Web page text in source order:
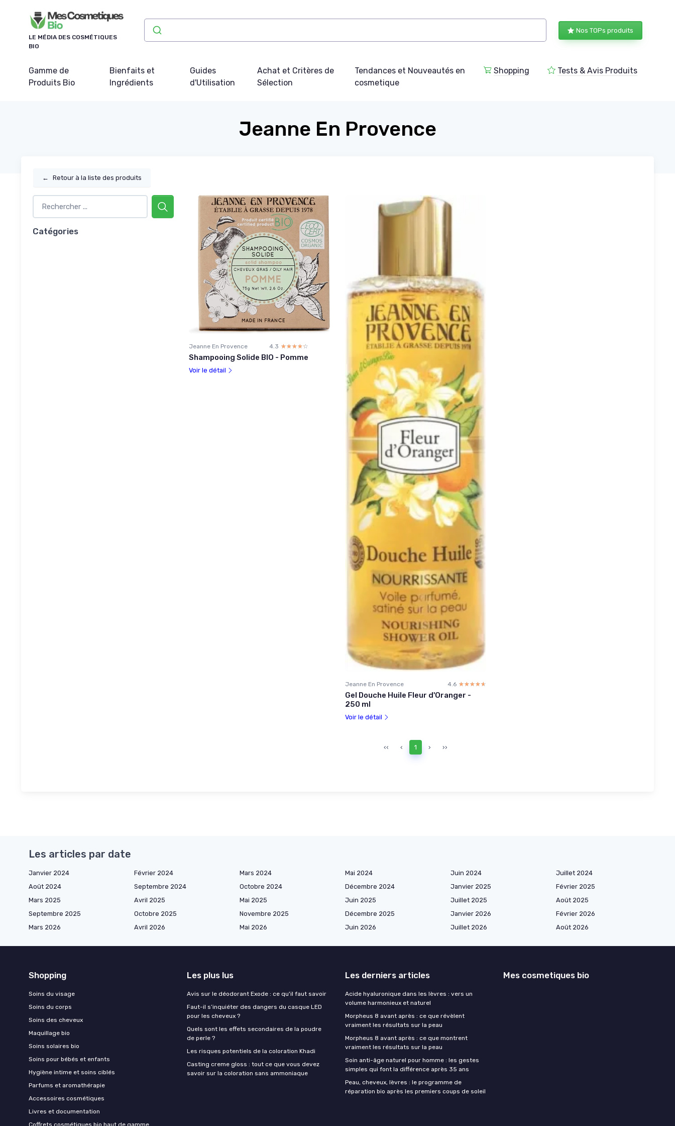
LE MÉDIA DES COSMÉTIQUES
BIO
Nos TOPs produits
Gamme de
Produits Bio
Bienfaits et
Ingrédients
Guides
d'Utilisation
Achat et Critères de
Sélection
Tendances et Nouveautés en
cosmetique
Shopping Tests & Avis Produits
Jeanne En Provence
← Retour à la liste des produits
Catégories
Jeanne En Provence 4.3 ☆☆☆☆☆
★★★★★
Shampooing Solide BIO - Pomme
Voir le détail
Jeanne En Provence 4.6 ☆☆☆☆☆
★★★★★
Gel Douche Huile Fleur d'Oranger -
250 ml
Voir le détail
‹‹ ‹ 1 › ››
Les articles par date
Janvier 2024 Février 2024 Mars 2024 Mai 2024 Juin 2024
Juillet 2024
Août 2024
Septembre 2024 Octobre 2024 Décembre 2024 Janvier 2025
Février 2025
Mars 2025
Avril 2025 Mai 2025 Juin 2025 Juillet 2025
Août 2025
Septembre 2025
Octobre 2025 Novembre 2025 Décembre 2025 Janvier 2026
Février 2026
Mars 2026
Avril 2026 Mai 2026 Juin 2026 Juillet 2026 Août 2026
Shopping
Soins du visage
Soins du corps
Soins des cheveux
Maquillage bio
Soins solaires bio
Soins pour bébés et enfants
Hygiène intime et soins ciblés
Parfums et aromathérapie
Accessoires cosmétiques
Livres et documentation
Les plus lus
Avis sur le déodorant Exode : ce qu'il faut savoir
Faut-il s’inquiéter des dangers du casque LED
pour les cheveux ?
Quels sont les effets secondaires de la poudre
de perle ?
Les risques potentiels de la coloration Khadi
Casting creme gloss : tout ce que vous devez
savoir sur la coloration sans ammoniaque
Les derniers articles
Acide hyaluronique dans les lèvres : vers un
volume harmonieux et naturel
Morpheus 8 avant après : ce que révèlent
vraiment les résultats sur la peau
Morpheus 8 avant après : ce que montrent
vraiment les résultats sur la peau
Soin anti-âge naturel pour homme : les gestes
simples qui font la différence après 35 ans
Peau, cheveux, lèvres : le programme de
réparation bio après les premiers coups de soleil
Mes cosmetiques bio